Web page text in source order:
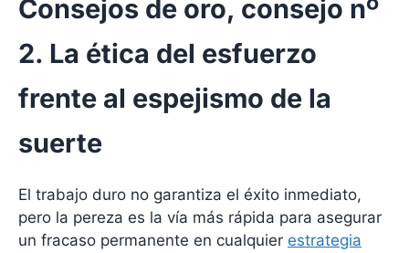
Consejos de oro, consejo nº
2. La ética del esfuerzo
frente al espejismo de la
suerte
El trabajo duro no garantiza el éxito inmediato,
pero la pereza es la vía más rápida para asegurar
un fracaso permanente en cualquier estrategia